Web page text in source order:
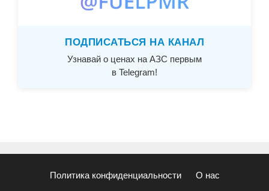
ПОДПИСАТЬСЯ НА КАНАЛ
Узнавай о ценах на АЗС первым
в Telegram!
Политика конфиденциальности О нас